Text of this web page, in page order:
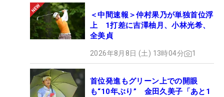
＜中間速報＞仲村果乃が単独首位浮
上 1打差に吉澤柚月、小林光希、
全美貞
2026年8月8日 (土) 13時04分 1
首位発進もグリーン上での開眼
も“10年ぶり” 金田久美子「あと1